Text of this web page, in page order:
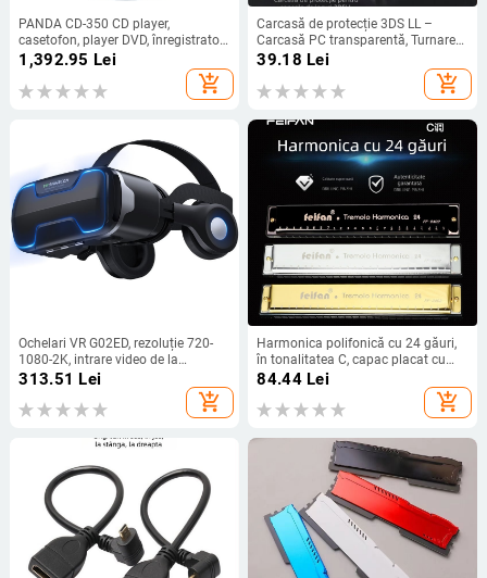
PANDA CD-350 CD player,
casetofon, player DVD, înregistrator
pe bandă
1,392.95 Lei
add_shopping_cart
Carcasă de protecție 3DS LL –
Carcasă PC transparentă, Turnare
prin injecție, Compatibilă cu 3DS LL,
39.18 Lei
add_shopping_cart
Ochelari VR G02ED, rezoluție 720-
1080-2K, intrare video de la
telefonul mobil, Android/iOS
313.51 Lei
add_shopping_cart
Harmonica polifonică cu 24 găuri,
în tonalitatea C, capac placat cu
aur, orificii de sunet din plastic,
84.44Lei
add_shopping_cart